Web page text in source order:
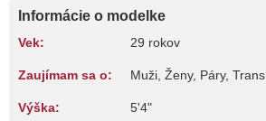
Informácie o modelke
Vek: 29 rokov
Zaujímam sa o: Muži, Ženy, Páry, Trans
Výška: 5'4"